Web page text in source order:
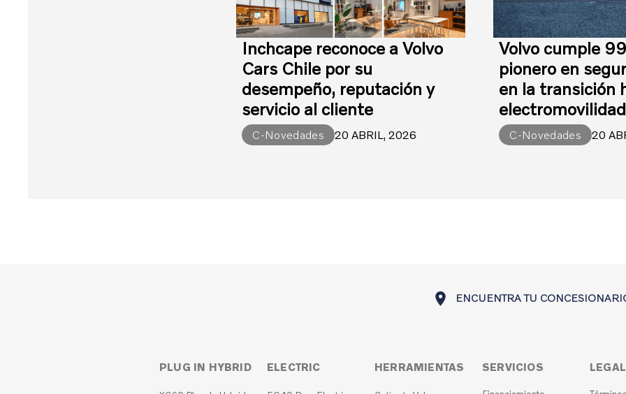
Inchcape reconoce a Volvo
Cars Chile por su
desempeño, reputación y
servicio al cliente
C-Novedades 20 ABRIL, 2026
Volvo cumple
pionero en
en la transición
electromovilidad
C-Novedades 20
ENCUENTRA TU
PLUG IN HYBRID ELECTRIC HERRAMIENTAS SERVICIOS LEGAL